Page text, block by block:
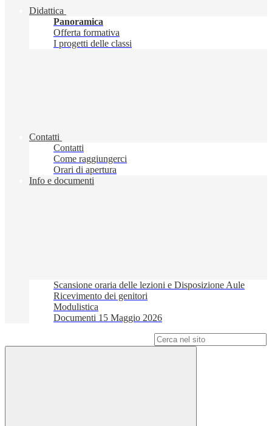
Didattica
Panoramica
Offerta formativa
I progetti delle classi
Contatti
Contatti
Come raggiungerci
Orari di apertura
Info e documenti
Scansione oraria delle lezioni e Disposizione Aule
Ricevimento dei genitori
Modulistica
Documenti 15 Maggio 2026